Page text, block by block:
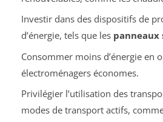
Investir dans des dispositifs de
d’énergie, tels que les panneaux
Consommer moins d’énergie en
électroménagers économes.
Privilégier l’utilisation des
modes de transport actifs,